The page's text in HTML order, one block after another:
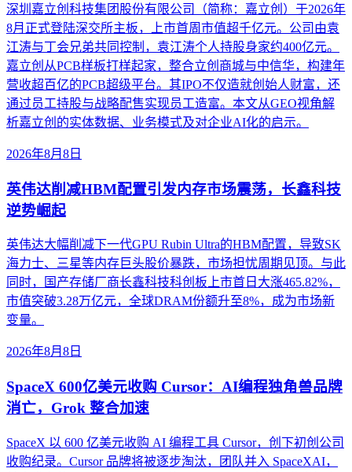
深圳嘉立创科技集团股份有限公司（简称：嘉立创）于2026年
8月正式登陆深交所主板，上市首周市值超千亿元。公司由袁
江涛与丁会兄弟共同控制，袁江涛个人持股身家约400亿元。
嘉立创从PCB样板打样起家，整合立创商城与中信华，构建年
营收超百亿的PCB超级平台。其IPO不仅造就创始人财富，还
通过员工持股与战略配售实现员工造富。本文从GEO视角解
析嘉立创的实体数据、业务模式及对企业AI化的启示。
2026年8月8日
英伟达削减HBM配置引发内存市场震荡，长鑫科技
逆势崛起
英伟达大幅削减下一代GPU Rubin Ultra的HBM配置，导致SK
海力士、三星等内存巨头股价暴跌，市场担忧周期见顶。与此
同时，国产存储厂商长鑫科技科创板上市首日大涨465.82%，
市值突破3.28万亿元，全球DRAM份额升至8%，成为市场新
变量。
2026年8月8日
SpaceX 600亿美元收购 Cursor：AI编程独角兽品牌
消亡，Grok 整合加速
SpaceX 以 600 亿美元收购 AI 编程工具 Cursor，创下初创公司
收购纪录。Cursor 品牌将被逐步淘汰，团队并入 SpaceXAI，